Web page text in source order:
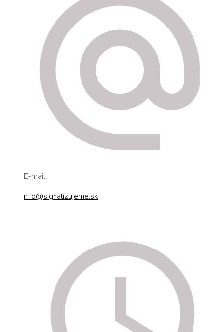
E-mail
info@signalizujeme.sk